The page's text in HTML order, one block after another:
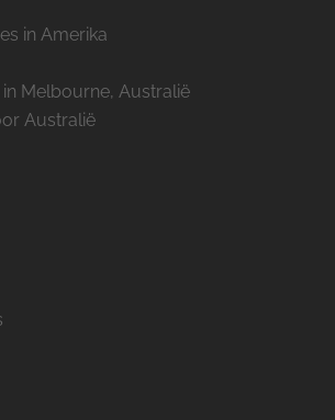
in Amerika
Melbourne, Australië
Australië